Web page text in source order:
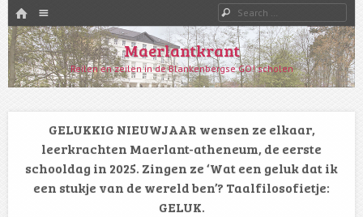
HOME
SKIP TO CONTENT
Search
Maerlantkrant
Reilen en zeilen in de Blankenbergse GO! scholen
GELUKKIG NIEUWJAAR wensen ze elkaar,
leerkrachten Maerlant-atheneum, de eerste
schooldag in 2025. Zingen ze ‘Wat een geluk dat ik
een stukje van de wereld ben’? Taalfilosofietje:
GELUK.